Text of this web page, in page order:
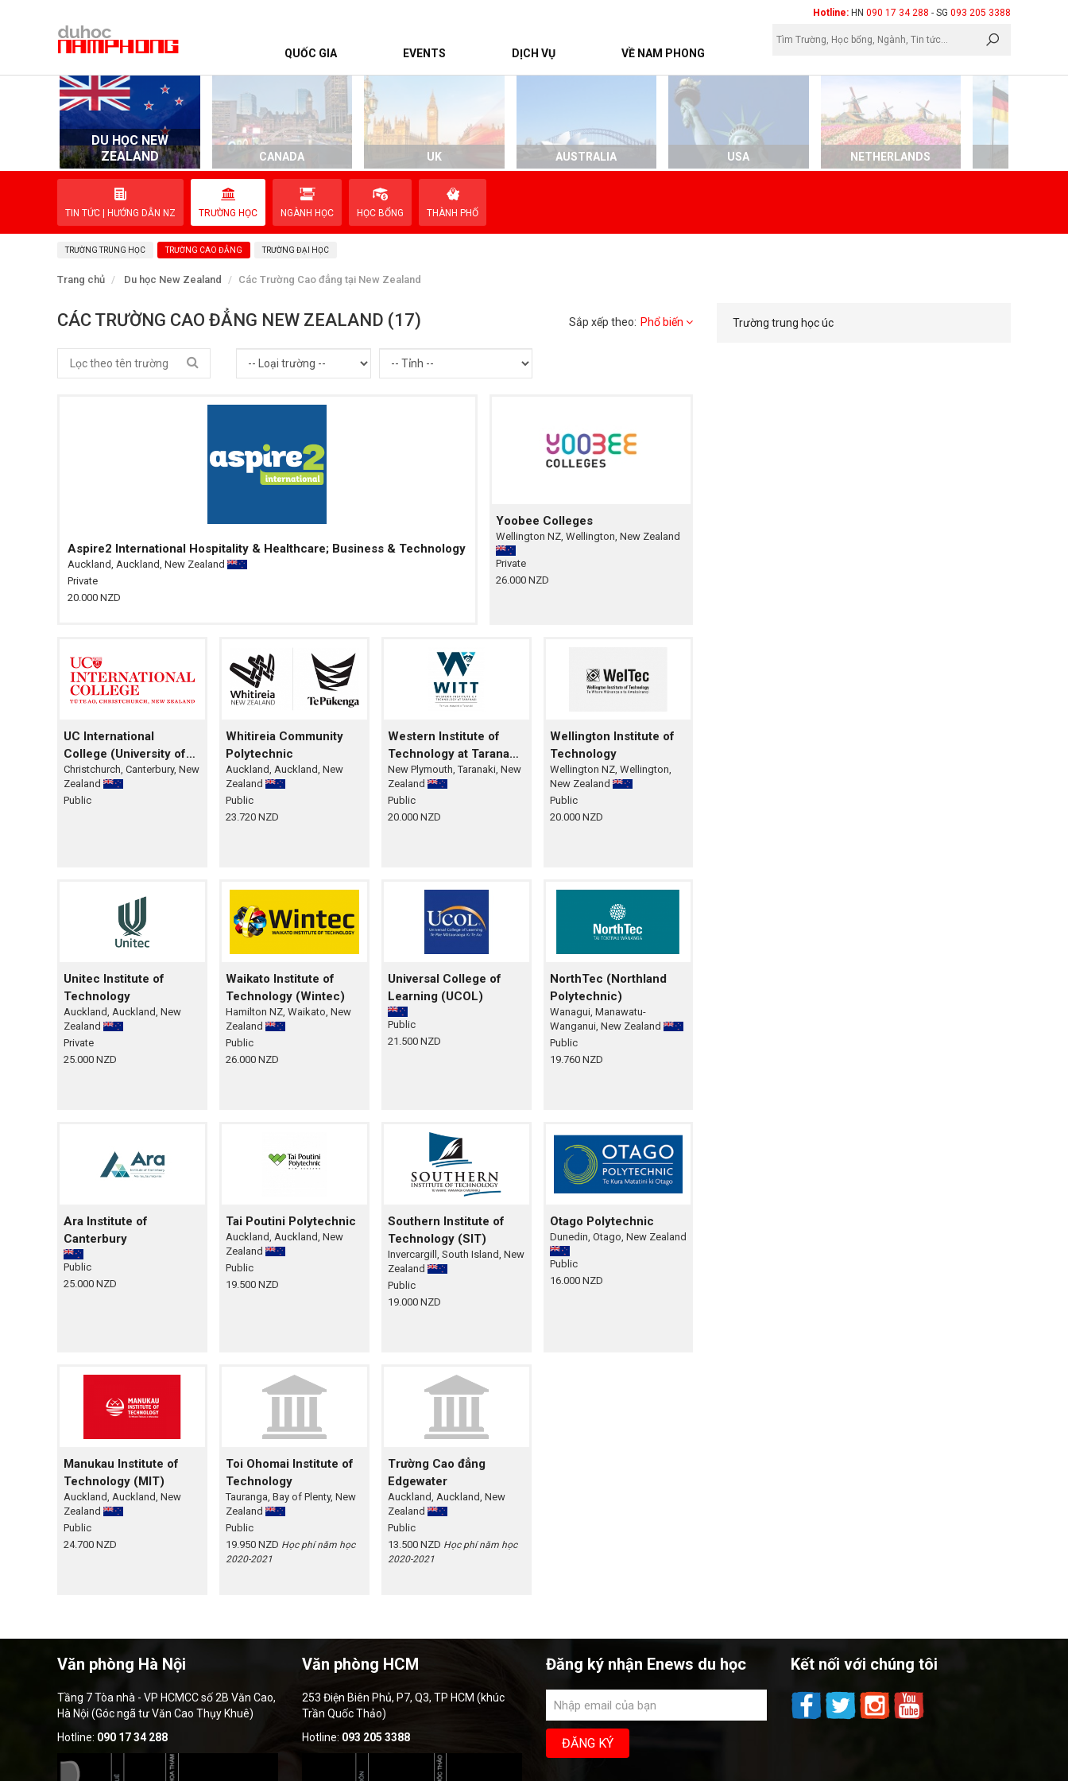
Hotline: HN 090 17 34 288 - SG 093 205 3388
QUỐC GIA EVENTS DỊCH VỤ VỀ NAM PHONG
DU HỌC NEW
ZEALAND
CANADA UK AUSTRALIA USA NETHERLANDS
TIN TỨC | HƯỚNG DẪN NZ TRƯỜNG HỌC NGÀNH HỌC HỌC BỔNG THÀNH PHỐ
TRƯỜNG TRUNG HỌC TRƯỜNG CAO ĐẲNG TRƯỜNG ĐẠI HỌC
Trang chủ Du học New Zealand Các Trường Cao đẳng tại New Zealand
CÁC TRƯỜNG CAO ĐẲNG NEW ZEALAND (17) Sắp xếp theo: Phổ biến
Aspire2 International Hospitality & Healthcare; Business & Technology
Auckland, Auckland, New Zealand
Private
20.000 NZD
Yoobee Colleges
Wellington NZ, Wellington, New Zealand
Private
26.000 NZD
UC International
College (University of
Canterbury
International College)
Christchurch, Canterbury, New
Zealand
Public
Whitireia Community
Polytechnic
Auckland, Auckland, New
Zealand
Public
23.720 NZD
Western Institute of
Technology at Taranaki
(WITT)
New Plymouth, Taranaki, New
Zealand
Public
20.000 NZD
Wellington Institute of
Technology
Wellington NZ, Wellington,
New Zealand
Public
20.000 NZD
Unitec Institute of
Technology
Auckland, Auckland, New
Zealand
Private
25.000 NZD
Waikato Institute of
Technology (Wintec)
Hamilton NZ, Waikato, New
Zealand
Public
26.000 NZD
Universal College of
Learning (UCOL)
Public
21.500 NZD
NorthTec (Northland
Polytechnic)
Wanagui, Manawatu-
Wanganui, New Zealand
Public
19.760 NZD
Ara Institute of
Canterbury
Public
25.000 NZD
Tai Poutini Polytechnic
Auckland, Auckland, New
Zealand
Public
19.500 NZD
Southern Institute of
Technology (SIT)
Invercargill, South Island, New
Zealand
Public
19.000 NZD
Otago Polytechnic
Dunedin, Otago, New Zealand
Public
16.000 NZD
Manukau Institute of
Technology (MIT)
Auckland, Auckland, New
Zealand
Public
24.700 NZD
Toi Ohomai Institute of
Technology
Tauranga, Bay of Plenty, New
Zealand
Public
19.950 NZD Học phí năm học
2020-2021
Trường Cao đẳng
Edgewater
Auckland, Auckland, New
Zealand
Public
13.500 NZD Học phí năm học
2020-2021
Trường trung học úc
Văn phòng Hà Nội
Tầng 7 Tòa nhà - VP HCMCC số 2B Văn Cao,
Hà Nội (Góc ngã tư Văn Cao Thụy Khuê)
Hotline: 090 17 34 288
Văn phòng HCM
253 Điện Biên Phủ, P7, Q3, TP HCM (khúc
Trần Quốc Thảo)
Hotline: 093 205 3388
Đăng ký nhận Enews du học Kết nối với chúng tôi
QUỐC GIA
EVENTS
DỊCH VỤ
LIÊN HỆ